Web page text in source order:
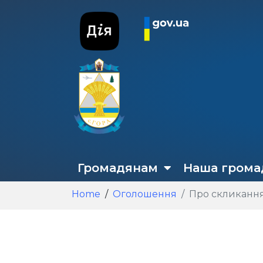
Громадянам Наша
Home Оголошення Про скликання